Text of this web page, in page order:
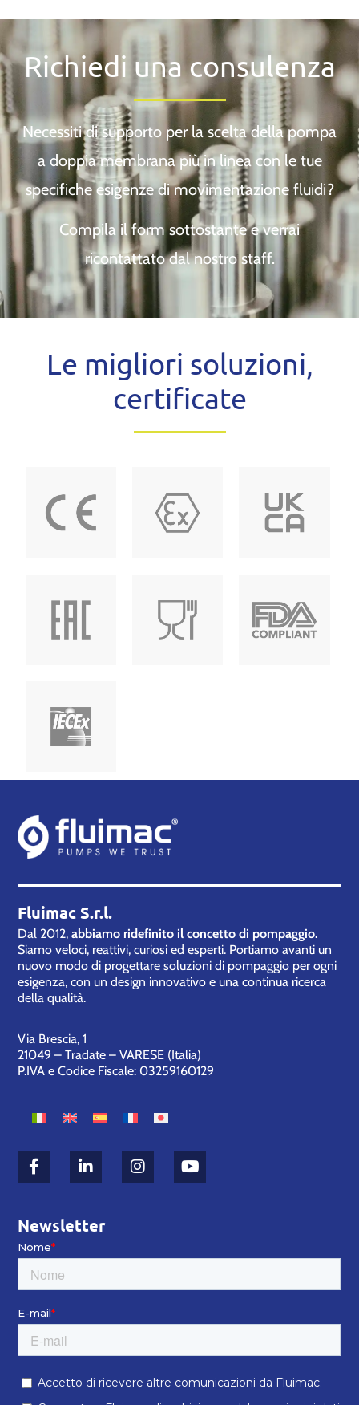
Richiedi una consulenza
Necessiti di supporto per la scelta della pompa
a doppia membrana più in linea con le tue
specifiche esigenze di movimentazione fluidi?
Compila il form sottostante e verrai
ricontattato dal nostro staff.
Le migliori soluzioni,
certificate
Fluimac S.r.l.
Dal 2012,abbiamo ridefinito il concetto di pompaggio.
Siamo veloci, reattivi, curiosi ed esperti. Portiamo avanti un
nuovo modo di progettare soluzioni di pompaggio per ogni
esigenza, con un design innovativo e una continua ricerca
della qualità.
Via Brescia, 1
21049 – Tradate – VARESE (Italia)
P.IVA e Codice Fiscale: 03259160129
Newsletter